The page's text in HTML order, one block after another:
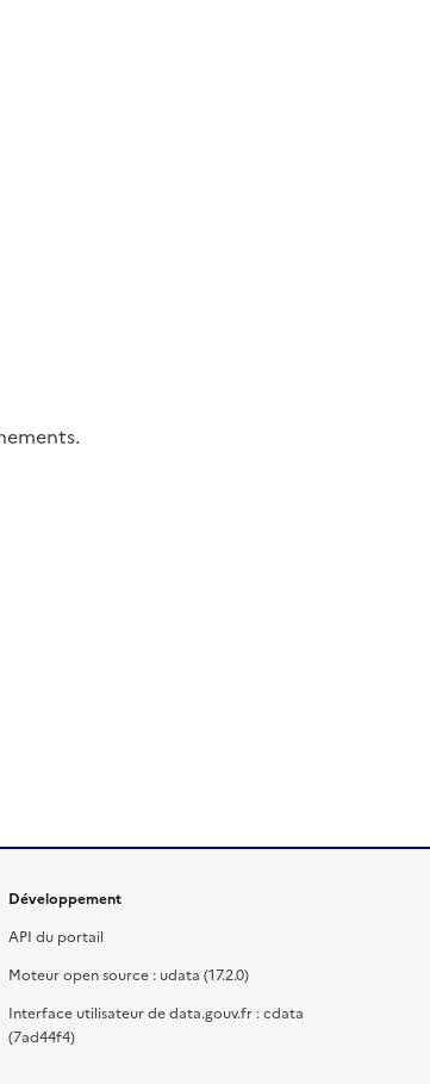
Développement
API du portail
Moteur open source : udata (17.2.0)
Interface utilisateur de data.gouv.fr : cdata
(7ad44f4)